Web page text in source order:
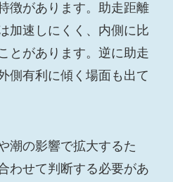
徴があります。助走距離
加速しにくく、内側に比
とがあります。逆に助走
側有利に傾く場面も出て
潮の影響で拡大するた
わせて判断する必要があ